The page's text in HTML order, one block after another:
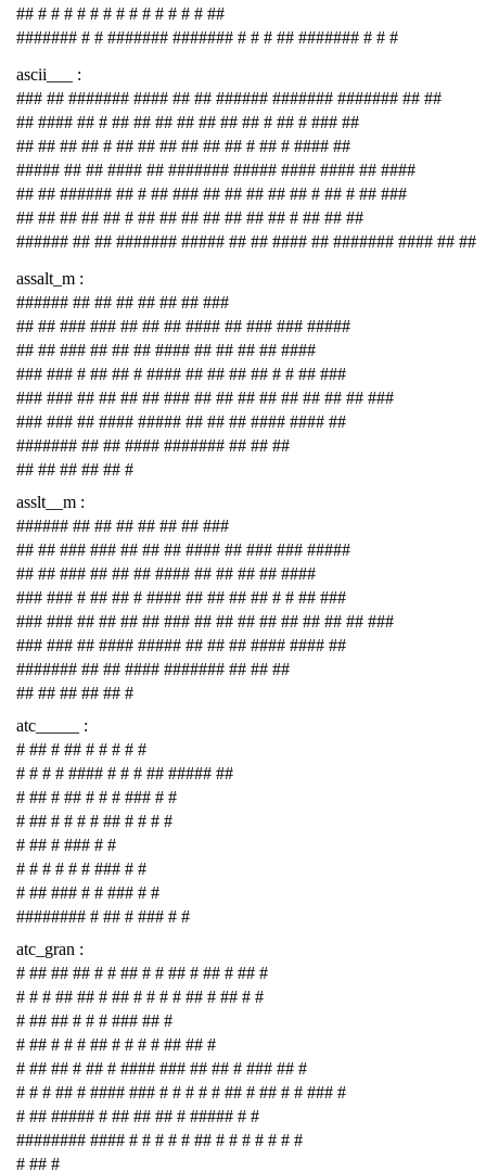
## # # # # # # # # # # # # # ##
####### # # ####### ####### # # # ## ####### # # #
ascii___ :
### ## ####### #### ## ## ###### ####### ####### ## ##
## #### ## # ## ## ## ## ## ## ## # ## # ### ##
## ## ## ## # ## ## ## ## ## ## # ## # #### ##
##### ## ## #### ## ####### ##### #### #### ## ####
## ## ###### ## # ## ### ## ## ## ## ## # ## # ## ###
## ## ## ## ## # ## ## ## ## ## ## ## # ## ## ##
###### ## ## ####### ##### ## ## #### ## ####### #### ## ##
assalt_m :
###### ## ## ## ## ## ## ###
## ## ### ### ## ## ## #### ## ### ### #####
## ## ### ## ## ## #### ## ## ## ## ####
### ### # ## ## # #### ## ## ## ## # # ## ###
### ### ## ## ## ## ### ## ## ## ## ## ## ## ## ###
### ### ## #### ##### ## ## ## #### #### ##
####### ## ## #### ####### ## ## ##
## ## ## ## ## #
asslt__m :
###### ## ## ## ## ## ## ###
## ## ### ### ## ## ## #### ## ### ### #####
## ## ### ## ## ## #### ## ## ## ## ####
### ### # ## ## # #### ## ## ## ## # # ## ###
### ### ## ## ## ## ### ## ## ## ## ## ## ## ## ###
### ### ## #### ##### ## ## ## #### #### ##
####### ## ## #### ####### ## ## ##
## ## ## ## ## #
atc_____ :
# ## # ## # # # # #
# # # # #### # # # ## ##### ##
# ## # ## # # # ### # #
# ## # # # # ## # # # #
# ## # ### # #
# # # # # # ### # #
# ## ### # # ### # #
######## # ## # ### # #
atc_gran :
# ## ## ## # # ## # # ## # ## # ## #
# # # ## ## # ## # # # # ## # ## # #
# ## ## # # # ### ## #
# ## # # # ## # # # # ## ## #
# ## ## # ## # #### ### ## ## # ### ## #
# # # ## # #### ### # # # # # ## # ## # # ### #
# ## ##### # ## ## ## # ##### # #
######## #### # # # # # ## # # # # # # #
# ## #